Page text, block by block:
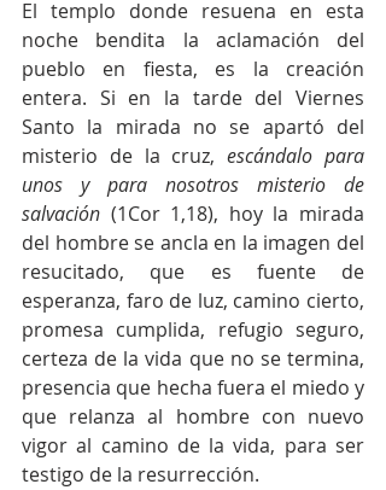
El templo donde resuena en esta
noche bendita la aclamación del
pueblo en fiesta, es la creación
entera. Si en la tarde del Viernes
Santo la mirada no se apartó del
misterio de la cruz, escándalo para
unos y para nosotros misterio de
salvación (1Cor 1,18), hoy la mirada
del hombre se ancla en la imagen del
resucitado, que es fuente de
esperanza, faro de luz, camino cierto,
promesa cumplida, refugio seguro,
certeza de la vida que no se termina,
presencia que hecha fuera el miedo y
que relanza al hombre con nuevo
vigor al camino de la vida, para ser
testigo de la resurrección.